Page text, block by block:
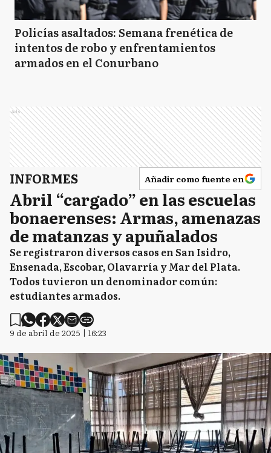
Policías asaltados: Semana frenética de
intentos de robo y enfrentamientos
armados en el Conurbano
Ads
INFORMES Añadir como fuente en
Abril “cargado” en las escuelas
bonaerenses: Armas, amenazas
de matanzas y apuñalados
Se registraron diversos casos en San Isidro,
Ensenada, Escobar, Olavarría y Mar del Plata.
Todos tuvieron un denominador común:
estudiantes armados.
9 de abril de 2025 | 16:23